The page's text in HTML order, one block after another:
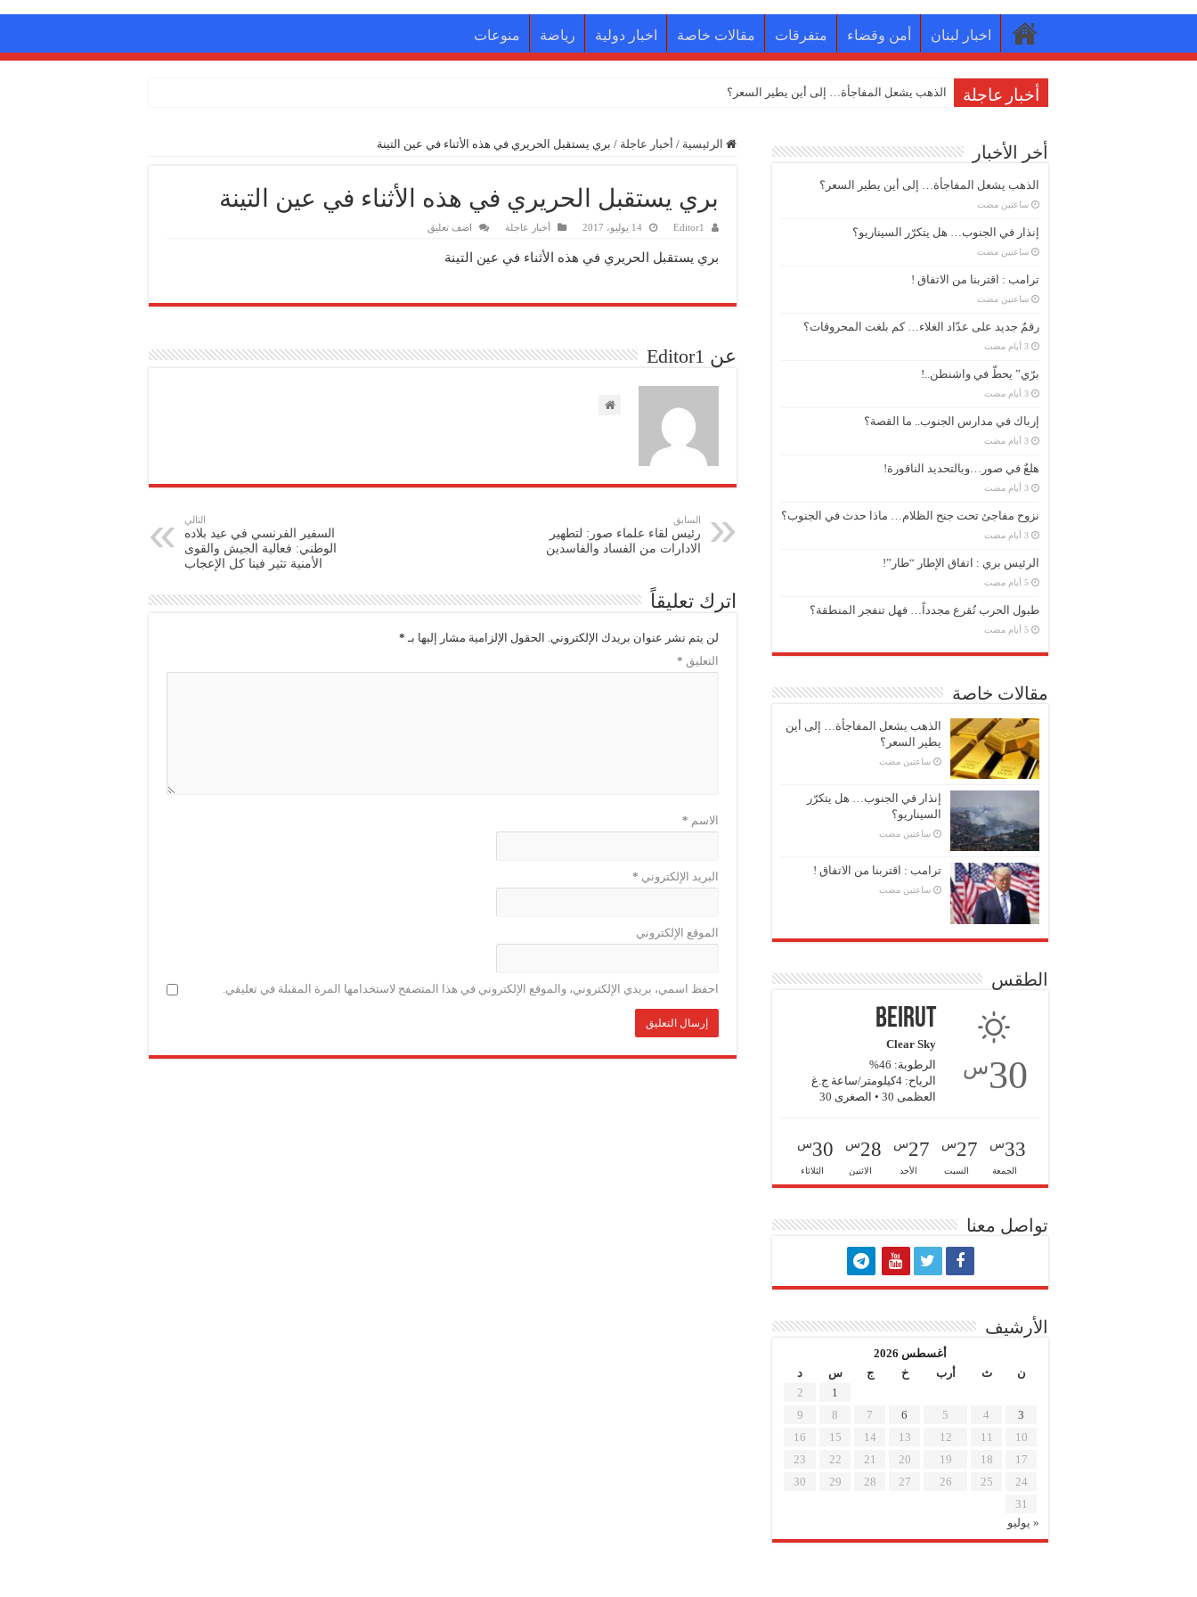
اخبار لبنان أمن وقضاء متفرقات مقالات خاصة اخبار دولية رياضة منوعات
أخبار عاجلة الذهب يشعل المفاجأة… إلى أين يطير السعر؟
الرئيسية / أخبار عاجلة / بري يستقبل الحريري في هذه الأثناء في عين التينة
بري يستقبل الحريري في هذه الأثناء في عين التينة
Editor1 14 يوليو، 2017 أخبار عاجلة اضف تعليق
بري يستقبل الحريري في هذه الأثناء في عين التينة
عن Editor1
السابق
رئيس لقاء علماء صور: لتطهير
الادارات من الفساد والفاسدين
التالي
السفير الفرنسي في عيد بلاده
الوطني: فعالية الجيش والقوى
الأمنية تثير فينا كل الإعجاب
اترك تعليقاً
لن يتم نشر عنوان بريدك الإلكتروني. الحقول الإلزامية مشار إليها بـ *
التعليق *
الاسم *
البريد الإلكتروني *
الموقع الإلكتروني
احفظ اسمي، بريدي الإلكتروني، والموقع الإلكتروني في هذا المتصفح لاستخدامها المرة المقبلة في تعليقي.
أخر الأخبار
الذهب يشعل المفاجأة… إلى أين يطير السعر؟
‏ساعتين مضت
إنذار في الجنوب… هل يتكرّر السيناريو؟
‏ساعتين مضت
ترامب : اقتربنا من الاتفاق !
‏ساعتين مضت
رقمٌ جديد على عدّاد الغلاء… كم بلغت المحروقات؟
برّي” يحطّ في واشنطن..!
إرباك في مدارس الجنوب.. ما القصة؟
هلعٌ في صور…وبالتحديد الناقورة!
نزوح مفاجئ تحت جنح الظلام… ماذا حدث في الجنوب؟
الرئيس بري : اتفاق الإطار “طار”!
طبول الحرب تُقرع مجدداً… فهل تنفجر المنطقة؟
مقالات خاصة
الذهب يشعل المفاجأة… إلى أين
يطير السعر؟
‏ساعتين مضت
إنذار في الجنوب… هل يتكرّر
السيناريو؟
‏ساعتين مضت
ترامب : اقتربنا من الاتفاق !
‏ساعتين مضت
الطقس
30س
Beirut
Clear Sky
الرطوبة: 46%
الرياح: 4كيلومتر/ساعة ج.غ
العظمى 30 • الصغرى 30
33س
الجمعة
27س
السبت
27س
الأحد
28س
الاثنين
30س
الثلاثاء
تواصل معنا
الأرشيف
أغسطس 2026
ن
ث أرب خ ج س
د
1
2
3
4
5
6
7
8
9
10
11
12
13
14
15
16
17
18
19
20
21
22
23
24
25
26
27
28
29
30
31
« يوليو